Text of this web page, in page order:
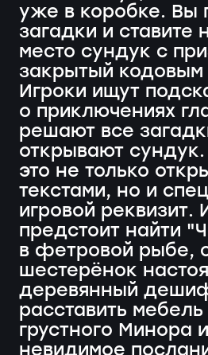
уже в коробке. Вы
загадки и ставите
место сундук с
закрытый кодовым
Игроки ищут
о приключениях
решают все
открывают
это не только
текстами, но и
игровой реквизит.
предстоит найти
в фетровой рыбе,
шестерёнок
деревянный
расставить
грустного Минора